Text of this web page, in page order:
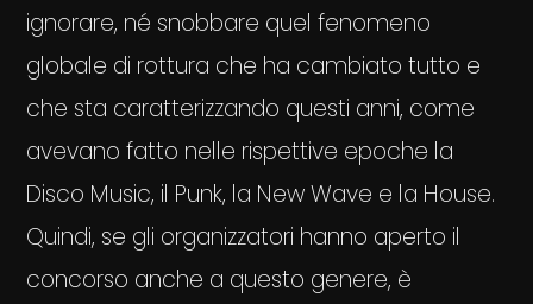
ignorare, né snobbare quel fenomeno
globale di rottura che ha cambiato tutto e
che sta caratterizzando questi anni, come
avevano fatto nelle rispettive epoche la
Disco Music, il Punk, la New Wave e la House.
Quindi, se gli organizzatori hanno aperto il
concorso anche a questo genere, è